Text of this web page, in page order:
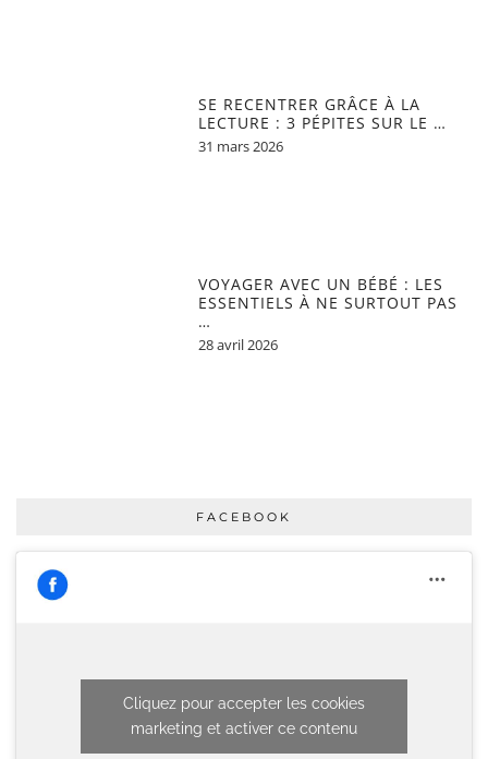
SE RECENTRER GRÂCE À LA
LECTURE : 3 PÉPITES SUR LE …
31 mars 2026
VOYAGER AVEC UN BÉBÉ : LES
ESSENTIELS À NE SURTOUT PAS
…
28 avril 2026
FACEBOOK
Cliquez pour accepter les cookies
marketing et activer ce contenu